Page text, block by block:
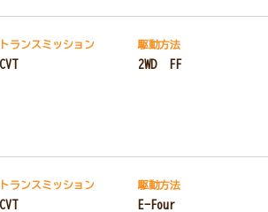
トランス ミッション
CVT
駆動方法
2WD FF
トランス ミッション
CVT
駆動方法
E-Four